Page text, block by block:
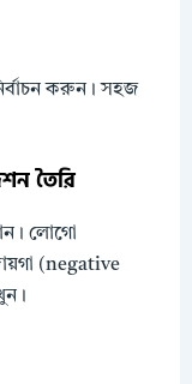
করুন। সহজ
তৈরি
লোগো
(negative